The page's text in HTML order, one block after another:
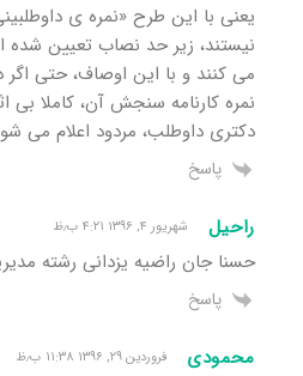
یعنی با این طرح «نمره ی
نیستند، زیر حد نصاب تعیین شده
می کنند و با این اوصاف، حتی اگر
نمره کارنامه سنجش آن، کاملا بی
دکتری داوطلب، مردود اعلام می
پاسخ
راحیل شهریور ۴, ۱۳۹۶ ۴:۲۱ ب٫ظ
حسنا جان راضیه یزدانی رشته
پاسخ
محمودی فروردین ۲۹, ۱۳۹۶ ۱۱:۳۸ ب٫ظ